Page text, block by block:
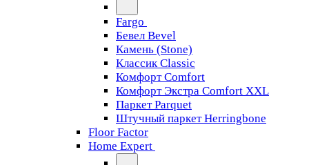
Fargo
Бевел Bevel
Камень (Stone)
Классик Classic
Комфорт Comfort
Комфорт Экстра Comfort XXL
Паркет Parquet
Штучный паркет Herringbone
Floor Factor
Home Expert